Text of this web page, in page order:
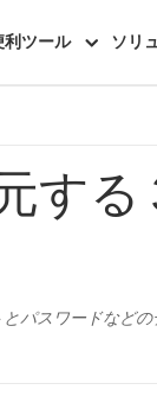
利ツール ソリ
能一覧 レビ
する
パスワードなど